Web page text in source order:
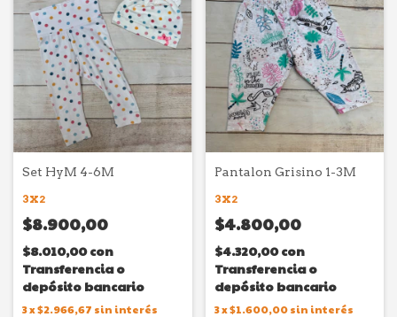
Set HyM 4-6M
3X2
$8.900,00
$8.010,00con
Transferencia o
depósito bancario
3x$2.966,67 sin interés
Pantalon Grisino 1-3M
3X2
$4.800,00
$4.320,00con
Transferencia o
depósito bancario
3x$1.600,00 sin interés